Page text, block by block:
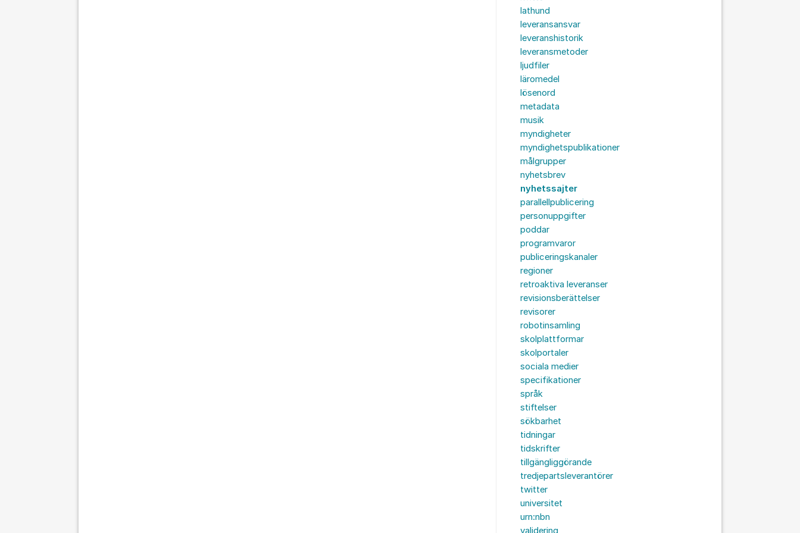
lathund
leveransansvar
leveranshistorik
leveransmetoder
ljudfiler
läromedel
lösenord
metadata
musik
myndigheter
myndighetspublikationer
målgrupper
nyhetsbrev
nyhetssajter
parallellpublicering
personuppgifter
poddar
programvaror
publiceringskanaler
regioner
retroaktiva leveranser
revisionsberättelser
revisorer
robotinsamling
skolplattformar
skolportaler
sociala medier
specifikationer
språk
stiftelser
sökbarhet
tidningar
tidskrifter
tillgängliggörande
tredjepartsleverantörer
twitter
universitet
urn:nbn
validering